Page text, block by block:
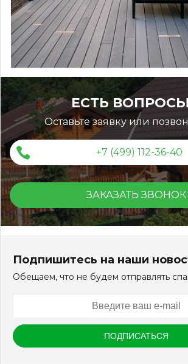
150*25*3000 мм
ЕСТЬ
Оставьте заявку или
+7 (499) 112-36-40
ЗАКАЗАТЬ ЗВОНОК
Подпишитесь на наши
Обещаем, что не будем отправлять